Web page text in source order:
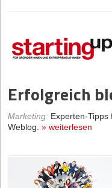
Erfolgreich
Marketing: Experten-Tipps
Weblog. » weiterlesen